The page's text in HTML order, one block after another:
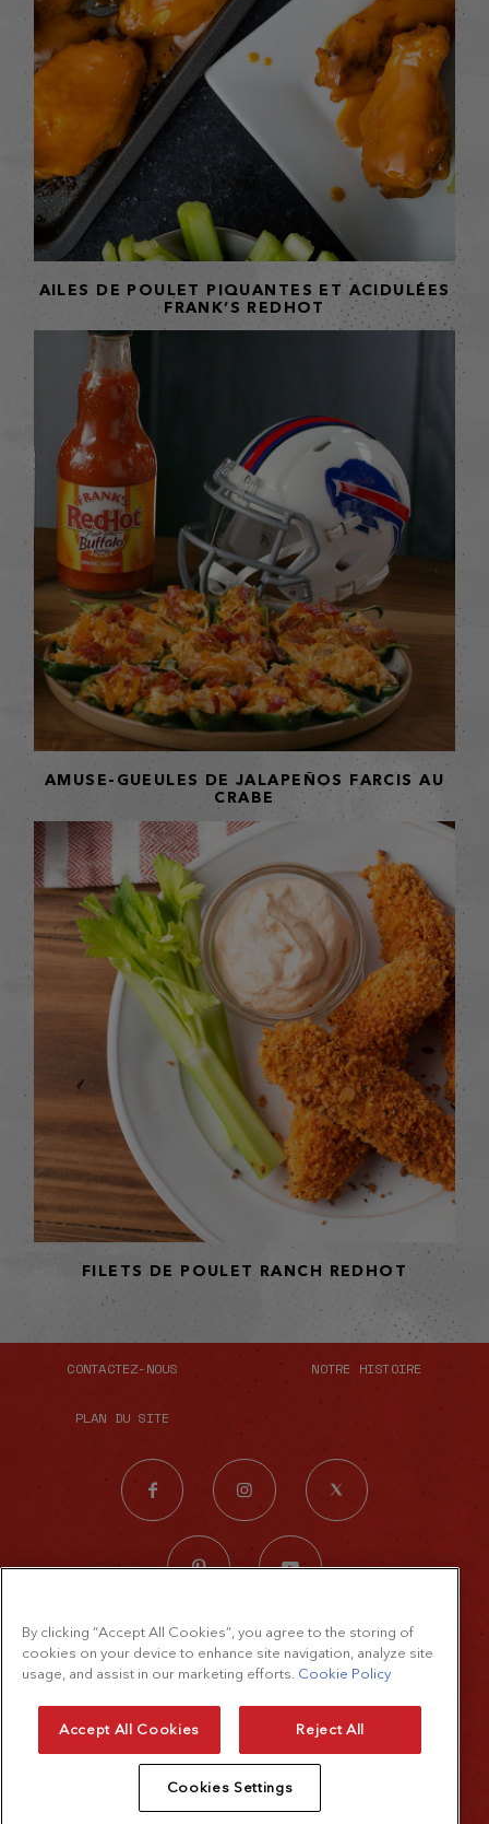
AILES DE POULET PIQUANTES ET ACIDULÉES
FRANK’S REDHOT
AMUSE-GUEULES DE JALAPEÑOS FARCIS AU
CRABE
FILETS DE POULET RANCH REDHOT
CONTACTEZ-NOUS NOTRE HISTOIRE
PLAN DU SITE
© 2026 The French's Food Company LLC.
Tous droits réservés
Mentions légales
Politique relative aux cookies
By clicking “Accept All Cookies”, you agree to the storing of
cookies on your device to enhance site navigation, analyze site
usage, and assist in our marketing efforts. Cookie Policy
Accept All Cookies Reject All
Cookies Settings